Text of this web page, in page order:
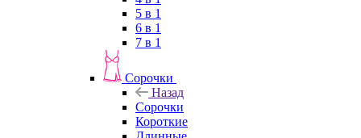
5 в 1
6 в 1
7 в 1
Сорочки
Назад
Сорочки
Короткие